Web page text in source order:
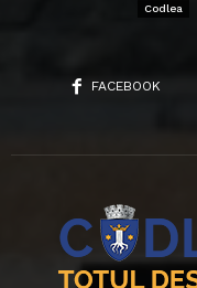
Codlea
FACEBOOK